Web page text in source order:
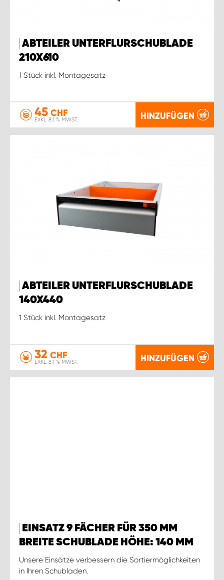
ABTEILER UNTERFLURSCHUBLADE
210X610
1 Stück inkl. Montagesatz
45 CHF
EXKL. 8.1 % MWST. HINZUFÜGEN
ABTEILER UNTERFLURSCHUBLADE
140X440
1 Stück inkl. Montagesatz
32 CHF
EXKL. 8.1 % MWST. HINZUFÜGEN
EINSATZ 9 FÄCHER FÜR 350 MM
BREITE SCHUBLADE HÖHE: 140 MM
Unsere Einsätze verbessern die Sortiermöglichkeiten
in Ihren Schubladen.